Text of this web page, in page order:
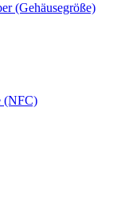
(Gehäusegröße)
(NFC)